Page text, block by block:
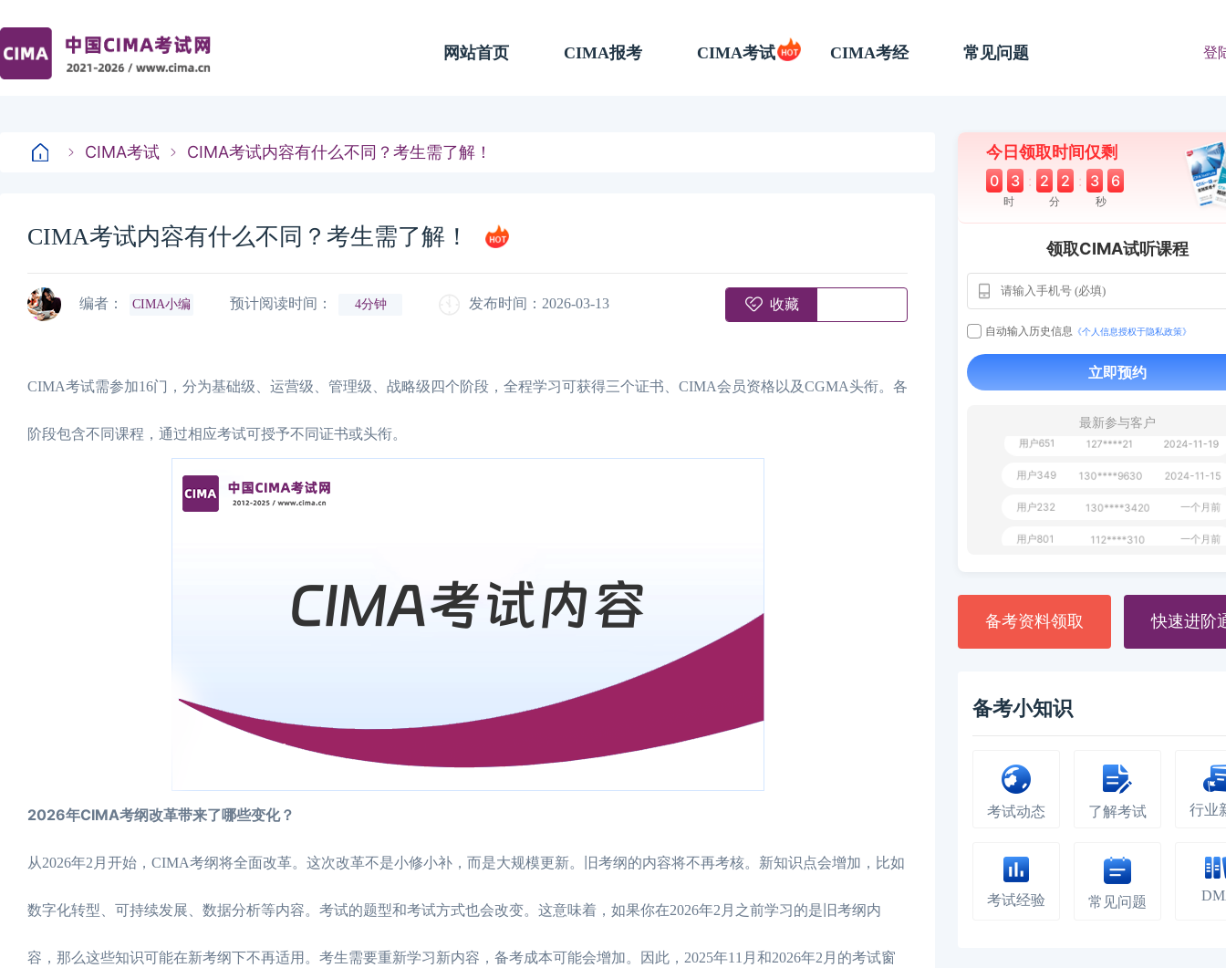
网站首页 CIMA报考 CIMA考试 CIMA考经 常见问题 登
CIMA考试 CIMA考试内容有什么不同？考生需了解！
CIMA考试内容有什么不同？考生需了解！
编者： CIMA小编 预计阅读时间： 4分钟 发布时间：2026-03-13 收藏
CIMA考试需参加16门，分为基础级、运营级、管理级、战略级四个阶段，全程学习可获得三个证书、CIMA会员资格以及CGMA头衔。各
阶段包含不同课程，通过相应考试可授予不同证书或头衔。
2026年CIMA考纲改革带来了哪些变化？
从2026年2月开始，CIMA考纲将全面改革。这次改革不是小修小补，而是大规模更新。旧考纲的内容将不再考核。新知识点会增加，比如
数字化转型、可持续发展、数据分析等内容。考试的题型和考试方式也会改变。这意味着，如果你在2026年2月之前学习的是旧考纲内
容，那么这些知识可能在新考纲下不再适用。考生需要重新学习新内容，备考成本可能会增加。因此，2025年11月和2026年2月的考试窗
今日领取时间仅剩
0 3 : 2 2 : 3 5
时 分 秒
领取CIMA试听课程
自动输入历史信息 《个人信息授权于隐私政策》
立即预约
最新参与客户
112****290
用户349
用户232
用户801
**dAB 130****2737 2024-10-10
用户987 130****6344 2024-09-13
备考资料领取 快速进阶
备考小知识
考试动态 了解考试 行业
考试经验 常见问题